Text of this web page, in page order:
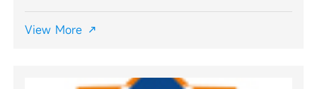
要围绕表面质量和尺寸稳定性展开。以下是基于精密挤出场景的典型问
题及排查方向：1. 表面粗糙/麻面（塑化不良）这是最
View More 